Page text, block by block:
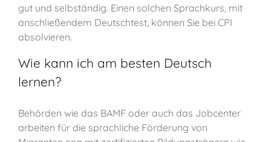
gut und selbständig. Einen solchen Sprachkurs, mit
anschließendem Deutschtest, können Sie bei CPI
absolvieren.
Wie kann ich am besten Deutsch
lernen?
Behörden wie das BAMF oder auch das Jobcenter
arbeiten für die sprachliche Förderung von